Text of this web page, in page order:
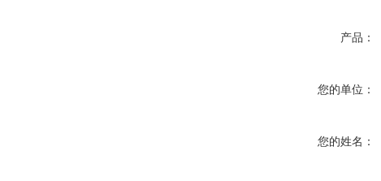
产品：
您的单位：
您的姓名：